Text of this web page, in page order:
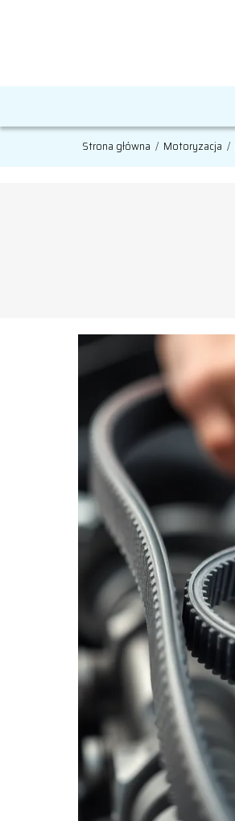
Strona główna / Motoryzacja /